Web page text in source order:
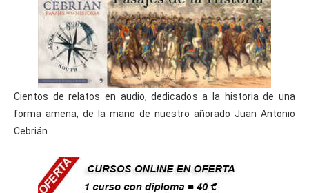
Cientos de relatos en audio, dedicados a la historia de una
forma amena, de la mano de nuestro añorado Juan Antonio
Cebrián